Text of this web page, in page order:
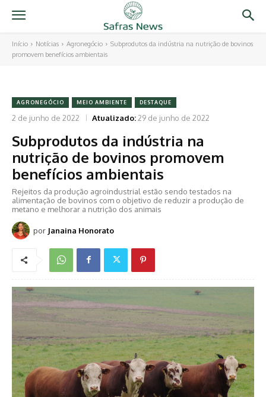
Início Notícias Agronegócio
Subprodutos da indústria na nutrição de bovinos
promovem benefícios ambientais
AGRONEGÓCIO MEIO AMBIENTE DESTAQUE
2 de junho de 2022 Atualizado:29 de junho de 2022
Subprodutos da indústria na
nutrição de bovinos promovem
benefícios ambientais
Rejeitos da produção agroindustrial estão sendo testados na
alimentação de bovinos com o objetivo de reduzir a produção de
metano e melhorar a nutrição dos animais
por Janaina Honorato